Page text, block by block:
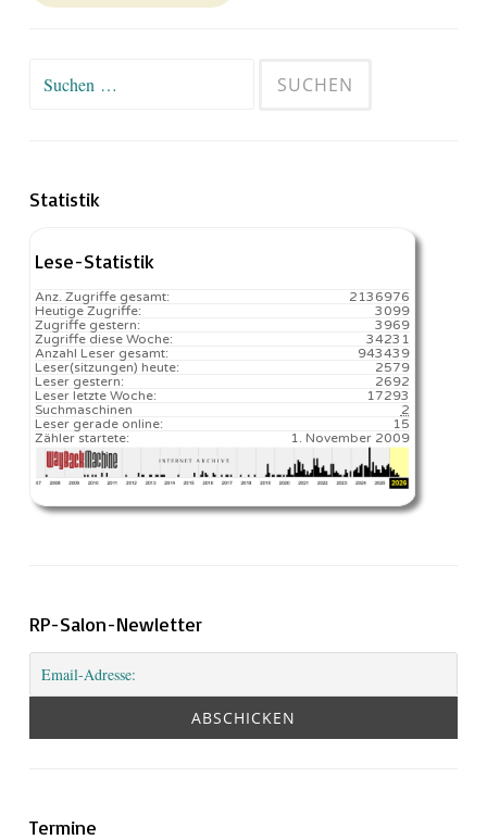
Suchen
Statistik
Lese-Statistik
2136976
Anz. Zugriffe gesamt:
3099
Heutige Zugriffe:
3969
Zugriffe gestern:
34231
Zugriffe diese Woche:
943439
Anzahl Leser gesamt:
2579️
Leser(sitzungen) heute:
2692
Leser gestern:
17293️
Leser letzte Woche:
2
Suchmaschinen
15
Leser gerade online:
1. November 2009
Zähler startete:
RP-Salon-Newletter
Termine